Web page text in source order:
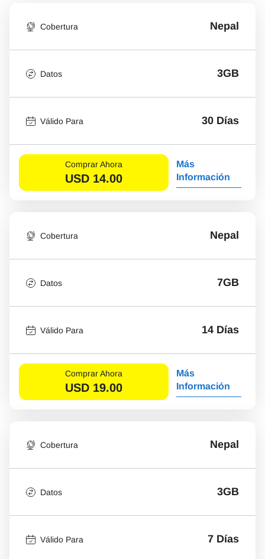
Cobertura Nepal
Datos 3GB
Válido Para 30 Días
Comprar Ahora
USD 14.00
Más
Información
Cobertura Nepal
Datos 7GB
Válido Para 14 Días
Comprar Ahora
USD 19.00
Más
Información
Cobertura Nepal
Datos 3GB
Válido Para 7 Días